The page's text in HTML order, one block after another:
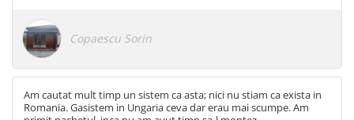
Copaescu Sorin
Am cautat mult timp un sistem ca asta; nici nu stiam ca exista in
Romania. Gasistem in Ungaria ceva dar erau mai scumpe. Am